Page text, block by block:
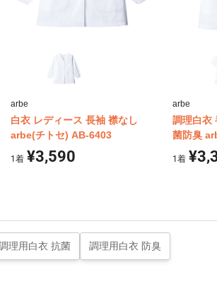
arbe
白衣 レディース 長袖 襟なし
arbe(チトセ) AB-6403
1着 ¥3,590
arbe
調理白衣
菌防臭
1 着
理用白衣 抗菌 調理用白衣 防臭